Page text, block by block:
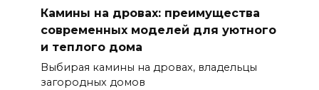
Камины на дровах: преимущества
современных моделей для уютного
и теплого дома
Выбирая камины на дровах, владельцы
загородных домов